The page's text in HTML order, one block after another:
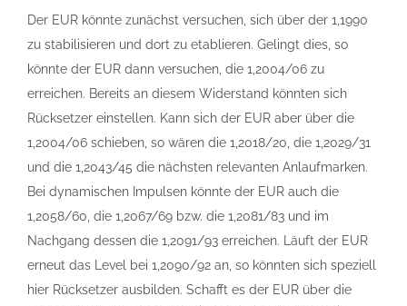
Der EUR könnte zunächst versuchen, sich über der 1,1990
zu stabilisieren und dort zu etablieren. Gelingt dies, so
könnte der EUR dann versuchen, die 1,2004/06 zu
erreichen. Bereits an diesem Widerstand könnten sich
Rücksetzer einstellen. Kann sich der EUR aber über die
1,2004/06 schieben, so wären die 1,2018/20, die 1,2029/31
und die 1,2043/45 die nächsten relevanten Anlaufmarken.
Bei dynamischen Impulsen könnte der EUR auch die
1,2058/60, die 1,2067/69 bzw. die 1,2081/83 und im
Nachgang dessen die 1,2091/93 erreichen. Läuft der EUR
erneut das Level bei 1,2090/92 an, so könnten sich speziell
hier Rücksetzer ausbilden. Schafft es der EUR über die